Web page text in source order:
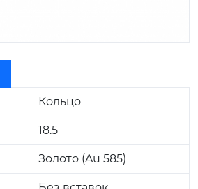
Кольцо
18.5
Золото (Au 585)